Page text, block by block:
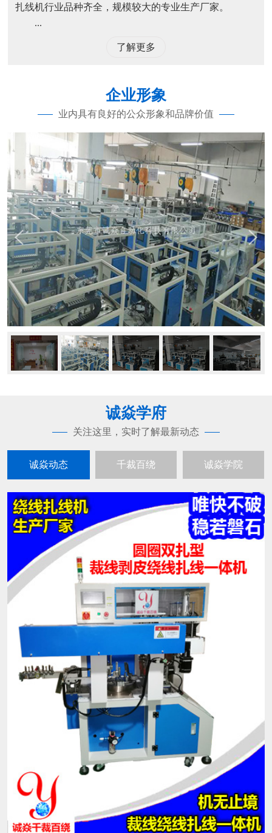
扎线机行业品种齐全，规模较大的专业生产厂家。
...
了解更多
企业形象
业内具有良好的公众形象和品牌价值
诚焱学府
关注这里，实时了解最新动态
诚焱动态 千裁百绕 诚焱学院